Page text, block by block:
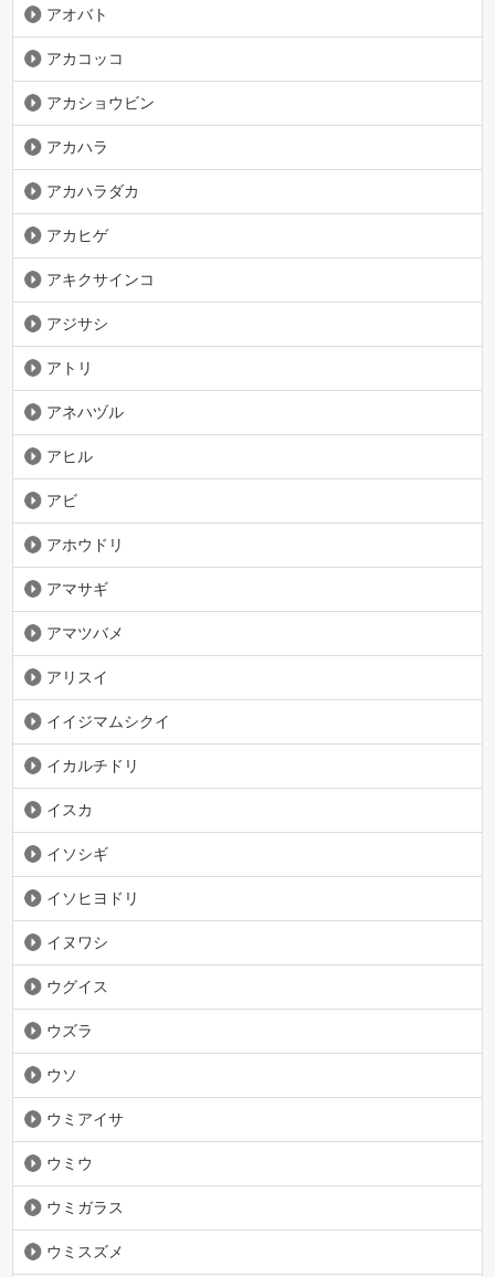
アオバト
アカコッコ
アカショウビン
アカハラ
アカハラダカ
アカヒゲ
アキクサインコ
アジサシ
アトリ
アネハヅル
アヒル
アビ
アホウドリ
アマサギ
アマツバメ
アリスイ
イイジマムシクイ
イカルチドリ
イスカ
イソシギ
イソヒヨドリ
イヌワシ
ウグイス
ウズラ
ウソ
ウミアイサ
ウミウ
ウミガラス
ウミスズメ